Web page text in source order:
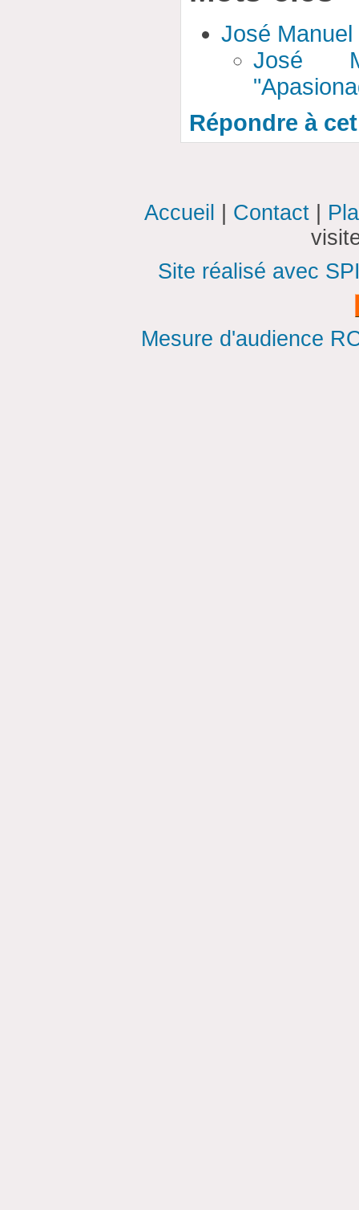
José Manuel
José
Répondre à
Accueil Contact
Site réalisé avec
Mesure d'audience